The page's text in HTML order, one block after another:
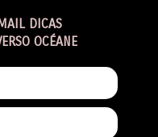
DICAS
OCÉANE